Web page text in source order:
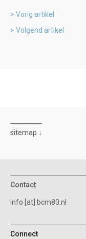
Vorig artikel
Volgend artikel
sitemap
Contact
info [at] bcm80.nl
Connect